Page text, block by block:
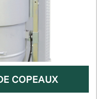
COPEAUX